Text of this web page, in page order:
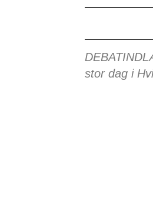
stor dag i